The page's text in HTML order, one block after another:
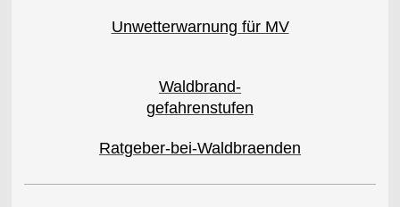
Unwetterwarnung für MV
Waldbrand-
gefahrenstufen
Ratgeber-bei-Waldbraenden